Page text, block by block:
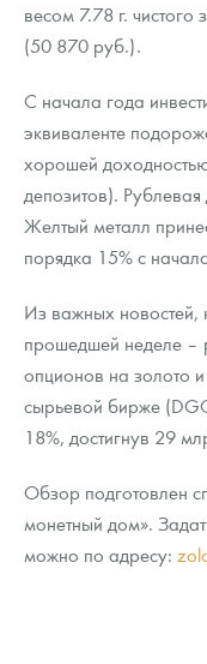
весом 7.78 г.
(50 870 руб.).
С начала года
эквиваленте
хорошей
депозитов).
Желтый металл
порядка 15% с
Из важных новостей,
прошедшей неделе –
опционов на золото
сырьевой бирже
18%, достигнув 29
Обзор подготовлен
монетный дом».
можно по адресу: